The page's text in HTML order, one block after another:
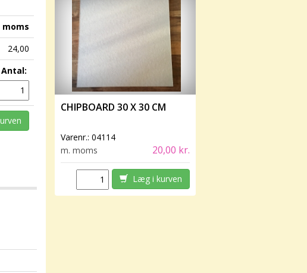
moms
24,00
Antal:
CHIPBOARD 30 X 30 CM
Varenr.:04114
m. moms
20,00 kr.
Læg i kurven